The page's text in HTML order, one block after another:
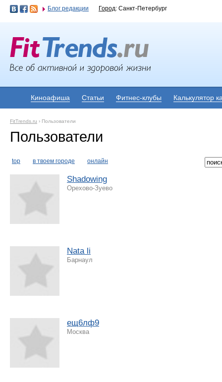
Блог редакции Город: Санкт-Петербург
Киноафиша Статьи Фитнес-клубы Калькулятор
FitTrends.ru › Пользователи
Пользователи
top в твоем городе онлайн
Shadowing
Орехово-Зуево
Nata li
Барнаул
ещ6лф9
Москва